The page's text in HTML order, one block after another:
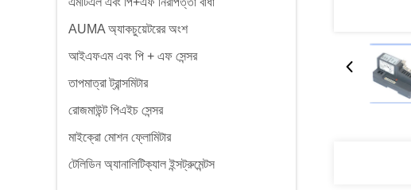
AUMA অ্যাকচুয়েটরের অংশ
আইএফএম এবং পি + এফ সেন্সর
তাপমাত্রা ট্রান্সমিটার
রোজমাউন্ট পিএইচ সেন্সর
মাইক্রো মোশন ফ্লোমিটার
টেলিডিন অ্যানালিটিক্যাল ইন্সট্রুমেন্টস